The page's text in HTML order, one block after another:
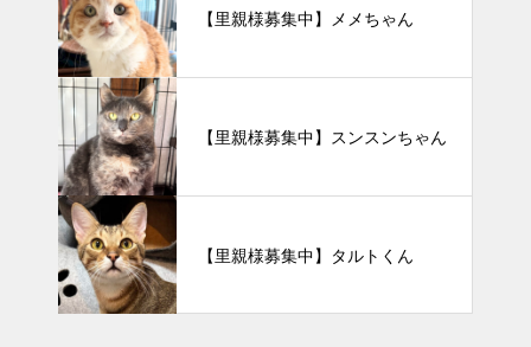
【里親様募集中】メメちゃん
【里親様募集中】スンスンちゃん
【里親様募集中】タルトくん